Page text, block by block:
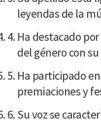
leyendas de la
Ha destacado
del género con
Ha participado
premiaciones y
Su voz se